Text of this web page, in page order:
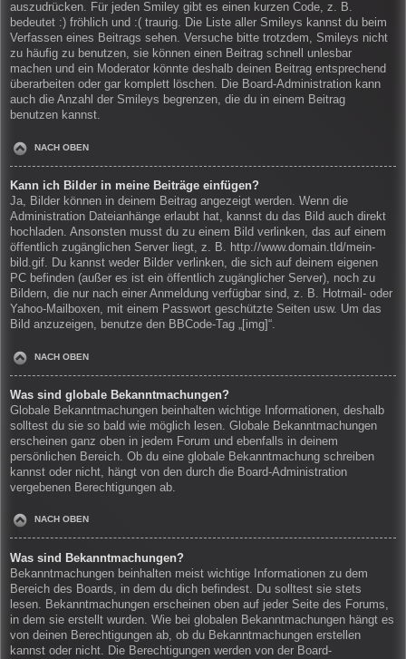
auszudrücken. Für jeden Smiley gibt es einen kurzen Code, z. B.
bedeutet :) fröhlich und :( traurig. Die Liste aller Smileys kannst du beim
Verfassen eines Beitrags sehen. Versuche bitte trotzdem, Smileys nicht
zu häufig zu benutzen, sie können einen Beitrag schnell unlesbar
machen und ein Moderator könnte deshalb deinen Beitrag entsprechend
überarbeiten oder gar komplett löschen. Die Board-Administration kann
auch die Anzahl der Smileys begrenzen, die du in einem Beitrag
benutzen kannst.
NACH OBEN
Kann ich Bilder in meine Beiträge einfügen?
Ja, Bilder können in deinem Beitrag angezeigt werden. Wenn die
Administration Dateianhänge erlaubt hat, kannst du das Bild auch direkt
hochladen. Ansonsten musst du zu einem Bild verlinken, das auf einem
öffentlich zugänglichen Server liegt, z. B. http://www.domain.tld/mein-
bild.gif. Du kannst weder Bilder verlinken, die sich auf deinem eigenen
PC befinden (außer es ist ein öffentlich zugänglicher Server), noch zu
Bildern, die nur nach einer Anmeldung verfügbar sind, z. B. Hotmail- oder
Yahoo-Mailboxen, mit einem Passwort geschützte Seiten usw. Um das
Bild anzuzeigen, benutze den BBCode-Tag „[img]“.
NACH OBEN
Was sind globale Bekanntmachungen?
Globale Bekanntmachungen beinhalten wichtige Informationen, deshalb
solltest du sie so bald wie möglich lesen. Globale Bekanntmachungen
erscheinen ganz oben in jedem Forum und ebenfalls in deinem
persönlichen Bereich. Ob du eine globale Bekanntmachung schreiben
kannst oder nicht, hängt von den durch die Board-Administration
vergebenen Berechtigungen ab.
NACH OBEN
Was sind Bekanntmachungen?
Bekanntmachungen beinhalten meist wichtige Informationen zu dem
Bereich des Boards, in dem du dich befindest. Du solltest sie stets
lesen. Bekanntmachungen erscheinen oben auf jeder Seite des Forums,
in dem sie erstellt wurden. Wie bei globalen Bekanntmachungen hängt es
von deinen Berechtigungen ab, ob du Bekanntmachungen erstellen
kannst oder nicht. Die Berechtigungen werden von der Board-